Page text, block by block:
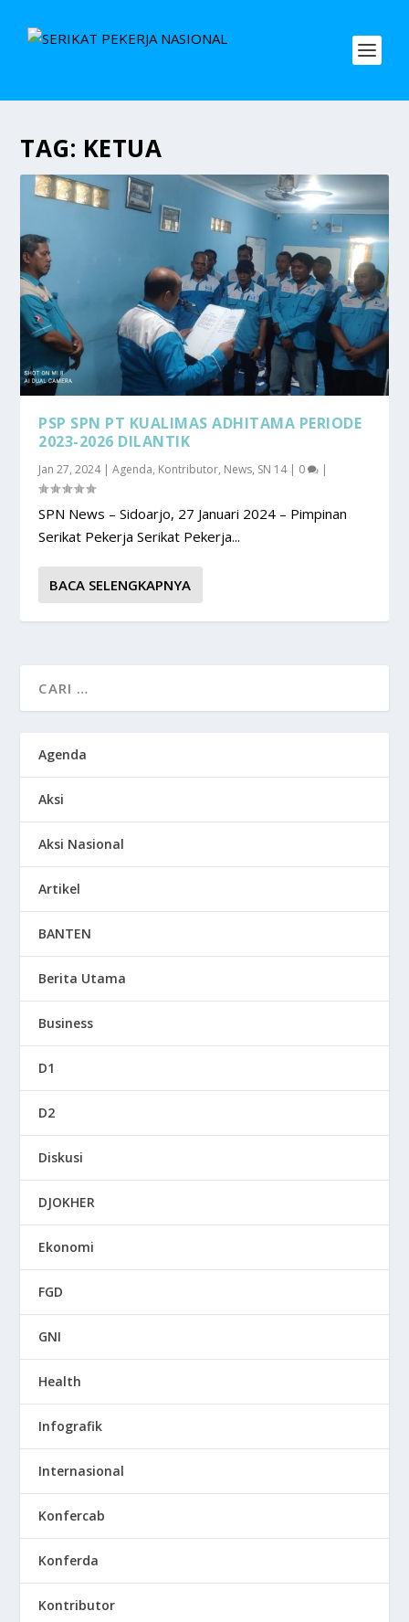
TAG: KETUA
PSP SPN PT KUALIMAS ADHITAMA PERIODE
2023-2026 DILANTIK
Jan 27, 2024|Agenda, Kontributor, News, SN 14| 0 |
SPN News – Sidoarjo, 27 Januari 2024 – Pimpinan
Serikat Pekerja Serikat Pekerja...
BACA SELENGKAPNYA
Agenda
Aksi
Aksi Nasional
Artikel
BANTEN
Berita Utama
Business
D1
D2
Diskusi
DJOKHER
Ekonomi
FGD
GNI
Health
Infografik
Internasional
Konfercab
Konferda
Kontributor